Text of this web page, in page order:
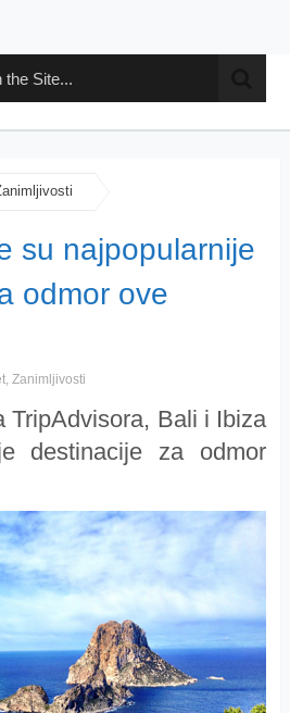
su najpopularnije
odmor ove
, Zanimljivosti
TripAdvisora, Bali i Ibiza
destinacije za odmor